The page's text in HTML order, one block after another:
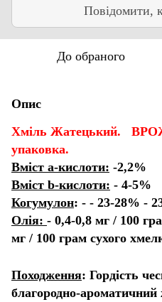
Повідомити,
До обраного
Опис
Хміль Жатецький.
упаковка.
Вміст а-кислоти: -2,2%
Вміст b-кислоти: - 4-5%
Когумулон: - - 23-28% -
Олія: - 0,4-0,8 мг / 100
мг / 100 грам сухого
Походження: Гордість
благородно-